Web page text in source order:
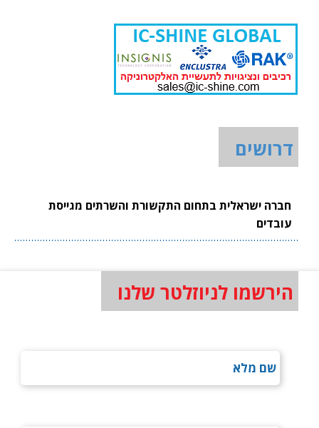
דרושים
חברה ישראלית בתחום התקשורת והשרתים מגייסת
עובדים
הירשמו לניוזלטר שלנו